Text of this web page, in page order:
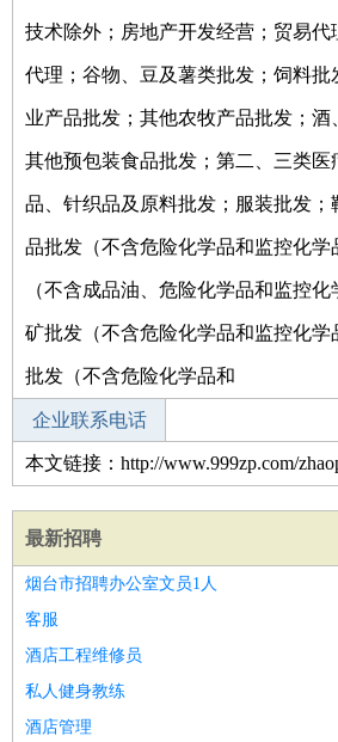
技术除外；房地产开发经营；贸易代
代理；谷物、豆及薯类批发；饲料批
业产品批发；其他农牧产品批发；酒
其他预包装食品批发；第二、三类医
品、针织品及原料批发；服装批发；
品批发（不含危险化学品和监控化学
（不含成品油、危险化学品和监控
矿批发（不含危险化学品和监控化学
批发（不含危险化学品和
企业联系电话
本文链接：http://www.999zp.com/
最新招聘
烟台市招聘办公室文员1人
客服
酒店工程维修员
私人健身教练
酒店管理